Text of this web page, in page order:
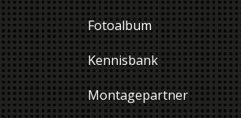
Fotoalbum
Kennisbank
Montagepartner